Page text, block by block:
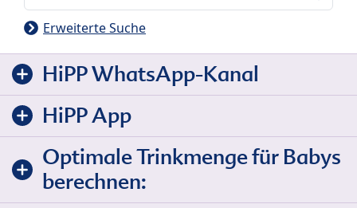
Erweiterte Suche
HiPP WhatsApp-Kanal
HiPP App
Optimale Trinkmenge für Babys
berechnen: